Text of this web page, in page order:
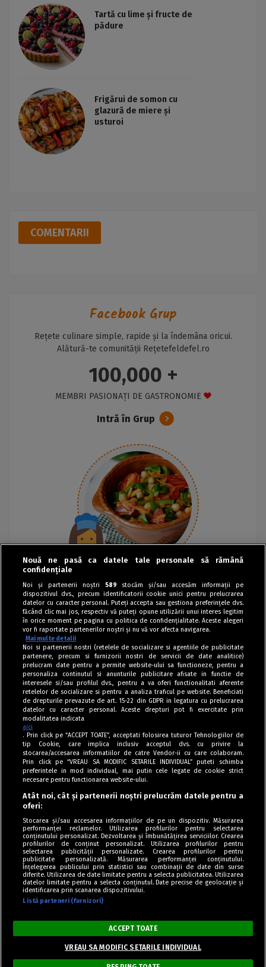
Tartă cu lime și fructe de
pădure
Frigărui de somon cu
glazură de miere și
usturoi
COMENTARII
Facebook Grup
Rețete culinare simple, rapide și la îndemâna oricui.
Alătură-te comunității Rețetefeldefel.ro
100,000 +
MEMBRI PASIONAȚI DE GASTRONOMIE
Intră în Grup
Tag index
Program Antena 1
Politica de cookies
Politica de confidențialitate
Termeni și condiții
drepturile rezervate.
Copyright © Retete Fel de Fel 2020-2024.
Nouă ne pasă ca datele tale personale să rămână
confidențiale
Noi și partenerii noștri 589 stocăm și/sau accesăm informații pe
dispozitivul dvs., precum identificatorii cookie unici pentru prelucrarea
datelor cu caracter personal. Puteți accepta sau gestiona preferințele dvs.
făcând clic mai jos, respectiv vă puteți opune utilizării unui interes legitim
în orice moment pe pagina cu politica de confidențialitate. Aceste alegeri
vor fi raportate partenerilor noștri și nu vă vor afecta navigarea.
Mai multe detalii
Noi si partenerii nostri (retelele de socializare si agentiile de publicitate
partenere, precum si furnizorii nostri de servicii de date analitice)
prelucram date pentru a permite website-ului sa functioneze, pentru a
personaliza continutul si anunturile publicitare afisate in functie de
interesele si/sau profilul dvs., pentru a va oferi functionalitati aferente
retelelor de socializare si pentru a analiza traficul pe website. Beneficiati
de drepturile prevazute de art. 15-22 din GDPR in legatura cu prelucrarea
datelor cu caracter personal. Aceste drepturi pot fi exercitate prin
modalitatea indicata
aici
. Prin click pe “ACCEPT TOATE”, acceptati folosirea tuturor Tehnologiilor de
tip Cookie, care implica inclusiv acceptul dvs. cu privire la
stocarea/accesarea informatiilor de catre Vendor-ii cu care colaboram.
Prin click pe “VREAU SA MODIFIC SETARILE INDIVIDUAL” puteti schimba
preferintele in mod individual, mai putin cele legate de cookie strict
necesare pentru functionarea website-ului.
Atât noi, cât și partenerii noștri prelucrăm datele pentru a
oferi:
Stocarea și/sau accesarea informațiilor de pe un dispozitiv. Măsurarea
performanței reclamelor. Utilizarea profilurilor pentru selectarea
conținutului personalizat. Dezvoltarea și îmbunătățirea serviciilor. Crearea
profilurilor de conținut personalizat. Utilizarea profilurilor pentru
selectarea publicității personalizate. Crearea profilurilor pentru
publicitate personalizată. Măsurarea performanței conținutului.
Înțelegerea publicului prin statistici sau combinații de date din surse
diferite. Utilizarea de date limitate pentru a selecta publicitatea. Utilizarea
datelor limitate pentru a selecta conținutul. Date precise de geolocație și
identificarea prin scanarea dispozitivului.
Listă parteneri (furnizori)
ACCEPT TOATE
VREAU SA MODIFIC SETARILE INDIVIDUAL